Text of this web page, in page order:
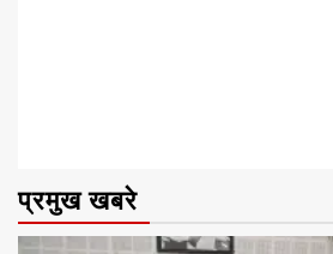
प्रमुख खबरे